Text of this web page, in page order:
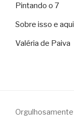
Pintando o 7
Sobre isso e
Valéria de Paiva